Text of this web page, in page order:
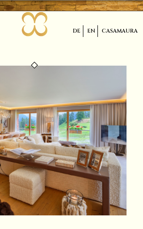
DE EN CASAMAURA